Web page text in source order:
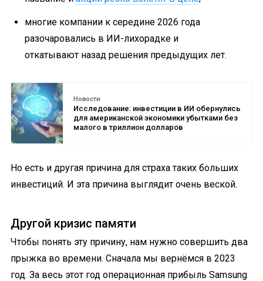
многие компании к середине 2026 года
разочаровались в ИИ-лихорадке и
откатывают назад решения предыдущих лет.
Новости
Исследование: инвестиции в ИИ обернулись
для американской экономики убытками без
малого в триллион долларов
Но есть и другая причина для страха таких больших
инвестиций. И эта причина выглядит очень веской.
Другой кризис памяти
Чтобы понять эту причину, нам нужно совершить два
прыжка во времени. Сначала мы вернёмся в 2023
год. За весь этот год операционная прибыль Samsung